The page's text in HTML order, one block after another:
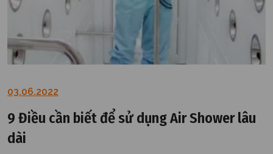
03.06.2022
9 Điều cần biết để sử dụng Air Shower lâu
dài